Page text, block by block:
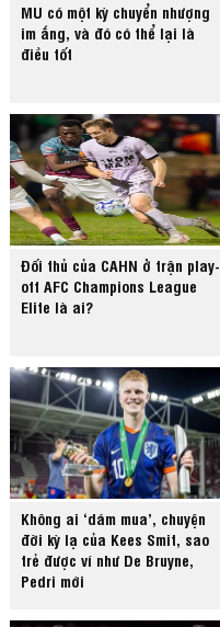
MU có một kỳ chuyển nhượng
im ắng, và đó có thể lại là
điều tốt
Đối thủ của CAHN ở trận play-
off AFC Champions League
Elite là ai?
Không ai ‘dám mua’, chuyện
đời kỳ lạ của Kees Smit, sao
trẻ được ví như De Bruyne,
Pedri mới